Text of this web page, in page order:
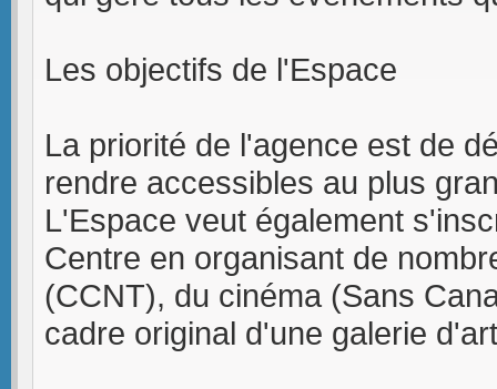
Les objectifs de l'Espace
La priorité de l'agence est de
rendre accessibles au plus
L'Espace veut également
Centre en organisant de
(CCNT), du cinéma (Sans
cadre original d'une galerie